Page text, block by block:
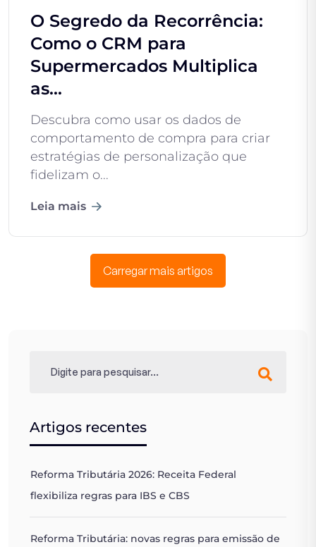
O Segredo da Recorrência:
Como o CRM para
Supermercados Multiplica
as...
Descubra como usar os dados de
comportamento de compra para criar
estratégias de personalização que
fidelizam o...
Leia mais
Carregar mais artigos
Artigos recentes
Reforma Tributária 2026: Receita Federal
flexibiliza regras para IBS e CBS
Reforma Tributária: novas regras para emissão de